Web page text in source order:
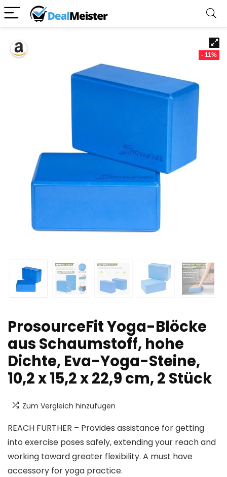
- 11%
ProsourceFit Yoga-Blöcke
aus Schaumstoff, hohe
Dichte, Eva-Yoga-Steine,
10,2 x 15,2 x 22,9 cm, 2 Stück
Zum Vergleich hinzufügen
REACH FURTHER – Provides assistance for getting
into exercise poses safely, extending your reach and
working toward greater flexibility. A must have
accessory for yoga practice.